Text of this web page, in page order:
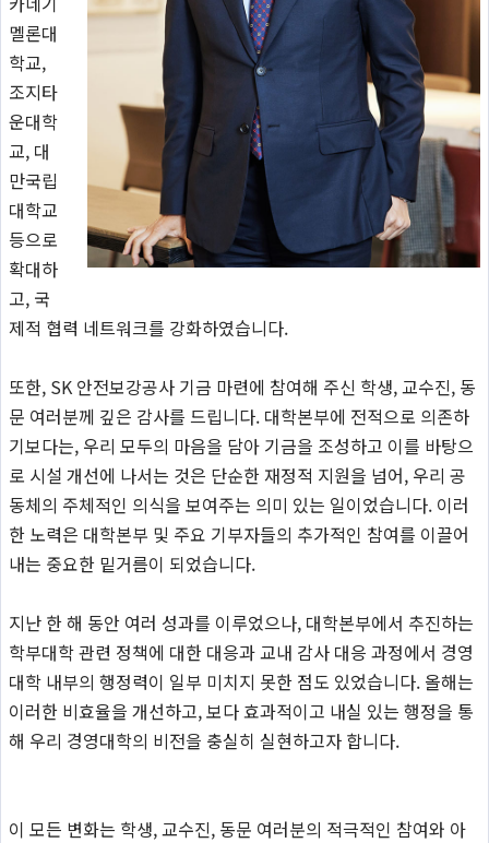
멜론대
학교,
조지타
운대학
교, 대
만국립
대학교
등으로
확대하
고, 국
제적 협력 네트워크를 강화하였습니다.
또한, SK 안전보강공사 기금 마련에 참여해 주신 학생, 교수진, 동
문 여러분께 깊은 감사를 드립니다. 대학본부에 전적으로 의존하
기보다는, 우리 모두의 마음을 담아 기금을 조성하고 이를 바탕으
로 시설 개선에 나서는 것은 단순한 재정적 지원을 넘어, 우리 공
동체의 주체적인 의식을 보여주는 의미 있는 일이었습니다. 이러
한 노력은 대학본부 및 주요 기부자들의 추가적인 참여를 이끌어
내는 중요한 밑거름이 되었습니다.
지난 한 해 동안 여러 성과를 이루었으나, 대학본부에서 추진하는
학부대학 관련 정책에 대한 대응과 교내 감사 대응 과정에서 경영
대학 내부의 행정력이 일부 미치지 못한 점도 있었습니다. 올해는
이러한 비효율을 개선하고, 보다 효과적이고 내실 있는 행정을 통
해 우리 경영대학의 비전을 충실히 실현하고자 합니다.
이 모든 변화는 학생, 교수진, 동문 여러분의 적극적인 참여와 아